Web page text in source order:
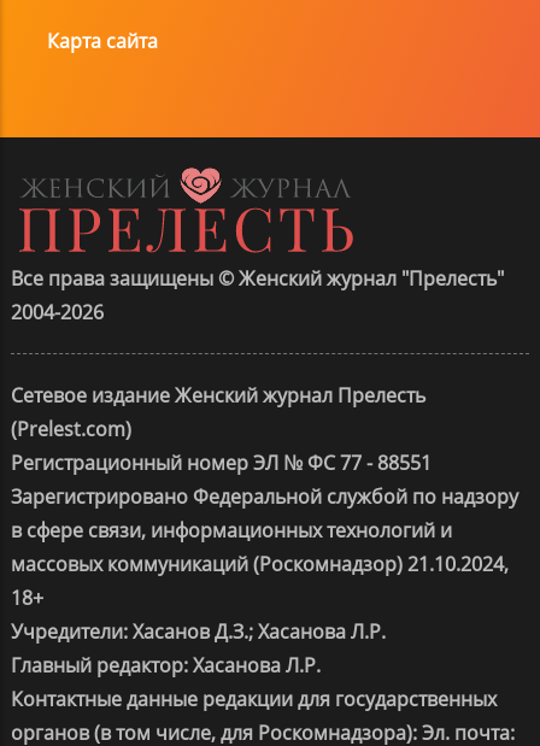
Карта сайта
Все права защищены © Женский журнал "Прелесть"
2004-2026
Сетевое издание Женский журнал Прелесть
(Prelest.com)
Регистрационный номер ЭЛ № ФС 77 - 88551
Зарегистрировано Федеральной службой по надзору
в сфере связи, информационных технологий и
массовых коммуникаций (Роскомнадзор) 21.10.2024,
18+
Учредители: Хасанов Д.З.; Хасанова Л.Р.
Главный редактор: Хасанова Л.Р.
Контактные данные редакции для государственных
органов (в том числе, для Роскомнадзора): Эл. почта: